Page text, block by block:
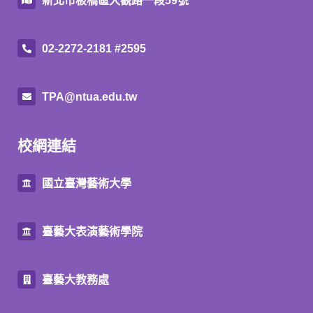
02-2272-2181 #2595
TPA@ntua.edu.tw
校網連結
國立臺灣藝術大學
臺藝大表演藝術學院
臺藝大教務處